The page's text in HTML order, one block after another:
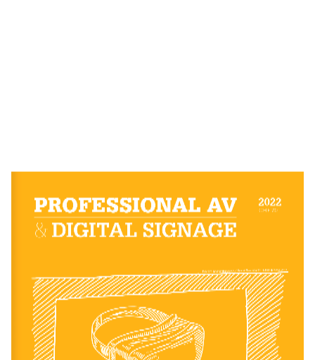
2022
CHF 20.–
PROFESSIONAL AV
& DIGITAL  SIGNAGE
Bilder: komunitestock / FrankRamspott; iStockphoto.com